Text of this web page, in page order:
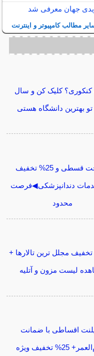
جهان معرفی شد
مطالب کامپیوتر و اینترنت
کلیک کن و سال
تو بهترین دانشگاه هستی
پرداخت قسطی و 25% تخفیف
دندانپزشکی◀فرصت
محدود
تخفیف مجلل ترین تالارها +
لیست مزون و آتلیه
اقساطی با ضمانت
25% تخفیف ویژه